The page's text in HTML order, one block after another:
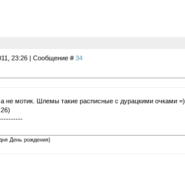
23:26 | Сообщение # 34
не мотик. Шлемы такие расписные с дурацкими очками =)
День рождения)